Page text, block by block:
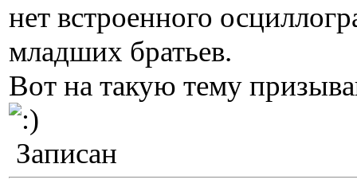
нет встроенного
младших братьев.
Вот на такую тему
Записан